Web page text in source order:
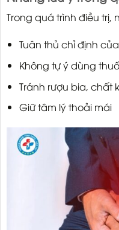
Trong quá trình điều trị,
Tuân thủ chỉ định
Không tự ý dùng
Tránh rượu bia, chất
Giữ tâm lý thoải mái